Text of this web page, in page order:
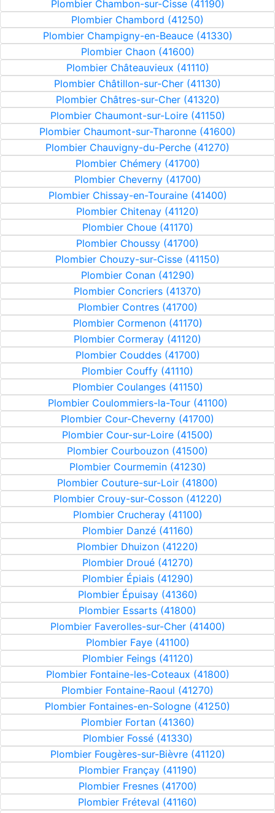
Plombier Chambon-sur-Cisse (41190)
Plombier Chambord (41250)
Plombier Champigny-en-Beauce (41330)
Plombier Chaon (41600)
Plombier Châteauvieux (41110)
Plombier Châtillon-sur-Cher (41130)
Plombier Châtres-sur-Cher (41320)
Plombier Chaumont-sur-Loire (41150)
Plombier Chaumont-sur-Tharonne (41600)
Plombier Chauvigny-du-Perche (41270)
Plombier Chémery (41700)
Plombier Cheverny (41700)
Plombier Chissay-en-Touraine (41400)
Plombier Chitenay (41120)
Plombier Choue (41170)
Plombier Choussy (41700)
Plombier Chouzy-sur-Cisse (41150)
Plombier Conan (41290)
Plombier Concriers (41370)
Plombier Contres (41700)
Plombier Cormenon (41170)
Plombier Cormeray (41120)
Plombier Couddes (41700)
Plombier Couffy (41110)
Plombier Coulanges (41150)
Plombier Coulommiers-la-Tour (41100)
Plombier Cour-Cheverny (41700)
Plombier Cour-sur-Loire (41500)
Plombier Courbouzon (41500)
Plombier Courmemin (41230)
Plombier Couture-sur-Loir (41800)
Plombier Crouy-sur-Cosson (41220)
Plombier Crucheray (41100)
Plombier Danzé (41160)
Plombier Dhuizon (41220)
Plombier Droué (41270)
Plombier Épiais (41290)
Plombier Épuisay (41360)
Plombier Essarts (41800)
Plombier Faverolles-sur-Cher (41400)
Plombier Faye (41100)
Plombier Feings (41120)
Plombier Fontaine-les-Coteaux (41800)
Plombier Fontaine-Raoul (41270)
Plombier Fontaines-en-Sologne (41250)
Plombier Fortan (41360)
Plombier Fossé (41330)
Plombier Fougères-sur-Bièvre (41120)
Plombier Françay (41190)
Plombier Fresnes (41700)
Plombier Fréteval (41160)